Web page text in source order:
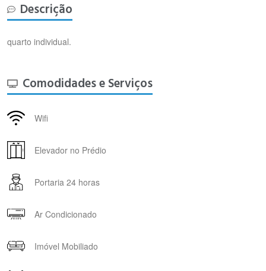
Descrição
quarto individual.
Comodidades e Serviços
Wifi
Elevador no Prédio
Portaria 24 horas
Ar Condicionado
Imóvel Mobiliado